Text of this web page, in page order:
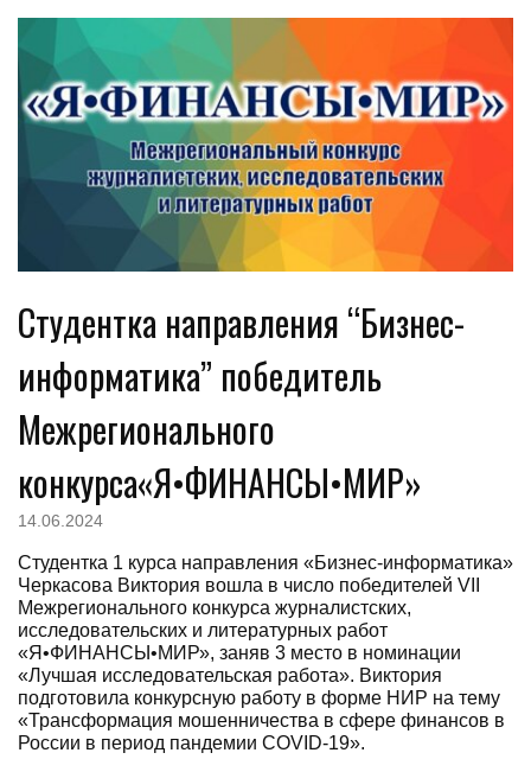
Студентка направления “Бизнес-
информатика” победитель
Межрегионального
конкурса«Я•ФИНАНСЫ•МИР»
14.06.2024
Студентка 1 курса направления «Бизнес-информатика»
Черкасова Виктория вошла в число победителей VII
Межрегионального конкурса журналистских,
исследовательских и литературных работ
«Я•ФИНАНСЫ•МИР», заняв 3 место в номинации
«Лучшая исследовательская работа». Виктория
подготовила конкурсную работу в форме НИР на тему
«Трансформация мошенничества в сфере финансов в
России в период пандемии COVID-19».